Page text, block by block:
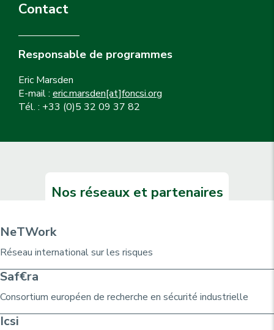
Contact
Responsable de programmes
Eric Marsden
E-mail : eric.marsden[at]foncsi.org
Tél. : +33 (0)5 32 09 37 82
Nos réseaux et partenaires
NeTWork
Réseau international sur les risques
Saf€ra
Consortium européen de recherche en sécurité industrielle
Icsi